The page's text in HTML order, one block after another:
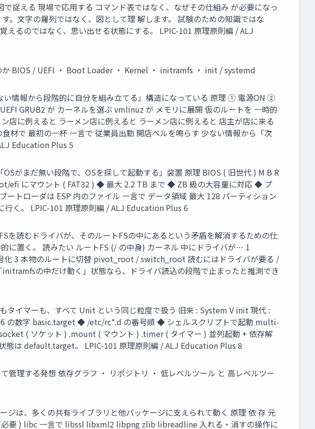
捉える 現場で応用する コマンド表ではなく、なぜその仕組み が必要になっ
。文字の羅列ではなく、図として理 解します。 試験のための知識ではな
えるのではなく、思い出せる状態にする。 LPIC-101 原理原則編 / ALJ
BIOS / UEFI ・ Boot Loader ・ Kernel ・ initramfs ・ init / systemd
情報から段階的に自分を組み立てる」構造になっている 原理 ① 電源ON ②
GRUB2 が カーネルを選ぶ vmlinuz が メモリに展開 仮のルートを 一時的
店に例えると ラーメン店に例えると ラーメン店に例えると 店主が店に来る
材で 最初の一杯 一言で 従業員出勤 開店ベルを鳴らす 少ない情報から「次
Education Plus 5
がまだ無い段階で、OSを探して起動する」装置 原理 BIOS ( 旧世代 ) M B R
efi にマウント ( FAT32 ) ◆ 最大 2.2 TB まで ◆ ZB 級の大容量に対応 ◆ プ
トローダは ESP 内のファイル 一言で データ領域 最大 128 パーティション
行く。 LPIC-101 原理原則編 / ALJ Education Plus 6
読むドライバが、そのルートFSの中にあるという矛盾を解消するための仕
に置く。 読みたい ルートFS (/ の中身) カーネル 中にドライバが… 1
化 3 本物のルートに切替 pivot_root / switch_root 読むにはドライバが要る /
の中だけ動く」状態なら、ドライバ読込の段階で止まったと推測でき
イマーも、すべて Unit という同じ粒度で扱う 旧来 : System V init 現代 :
の数字 basic.target ◆ /etc/rc*.d の番号順 ◆ シェルスクリプトで起動 multi-
( ソケット ) .mount ( マウント ) .timer ( タイマー ) 並列起動 + 依存解
態は default.target。 LPIC-101 原理原則編 / ALJ Education Plus 8
理する発想 依存グラフ ・ リポジトリ ・ 低レベルツール と 高レベルツー
は、多くの共有ライブラリと他パッケージに支えられて動く 原理 依 存 元
必要 ) libc 一言で libssl libxml2 libpng zlib libreadline 入れる・消すの操作に